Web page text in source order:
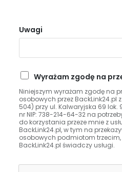
Uwagi
P
z
e
t
w
a
r
Wyrażam zgodę na
Niniejszym wyrażam zgodę na
osobowych przez BackLink24.pl
504) przy ul. Kalwaryjska 69 lok.
nr NIP: 738-214-64-32 na
do korzystania przeze mnie z
BackLink24.pl, w tym na
osobowych podmiotom
BackLink24.pl świadczy usługi.